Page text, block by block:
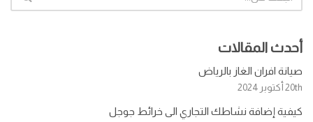
أحدث المقالات
صيانة افران الغاز بالرياض
20th أكتوبر 2024
كيفية إضافة نشاطك التجاري الى خرائط جوجل